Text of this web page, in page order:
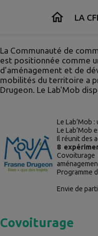
Recherche Pied de
LA
Mouv’ à Frasne
La Communauté de
est positionnée comme
d'aménagement et de
mobilités du territoire a
Drugeon. Le Lab'Mob
Le Lab’Mob
Le Lab’Mob
Il réunit des
8
Programme
Envie de
Covoiturage